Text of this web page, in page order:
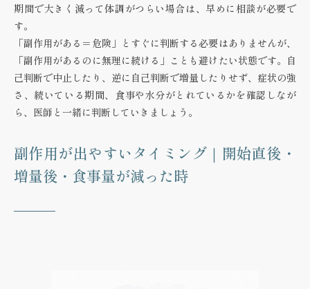
期間で大きく減って体調がつらい場合は、早めに相談が必要で
す。
「副作用がある＝危険」とすぐに判断する必要はありませんが、
「副作用があるのに無理に続ける」ことも避けたい状態です。自
己判断で中止したり、逆に自己判断で増量したりせず、症状の強
さ、続いている期間、食事や水分がとれているかを確認しなが
ら、医師と一緒に判断していきましょう。
副作用が出やすいタイミング｜開始直後・
増量後・食事量が減った時